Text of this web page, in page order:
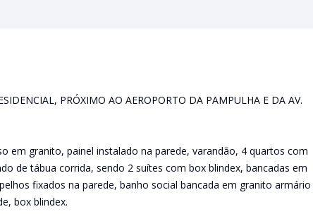
PRÓXIMO AO AEROPORTO DA PAMPULHA E DA AV.
em granito, painel instalado na parede, varandão, 4 quartos com
de tábua corrida, sendo 2 suítes com box blindex, bancadas em
fixados na parede, banho social bancada em granito armário
box blindex.